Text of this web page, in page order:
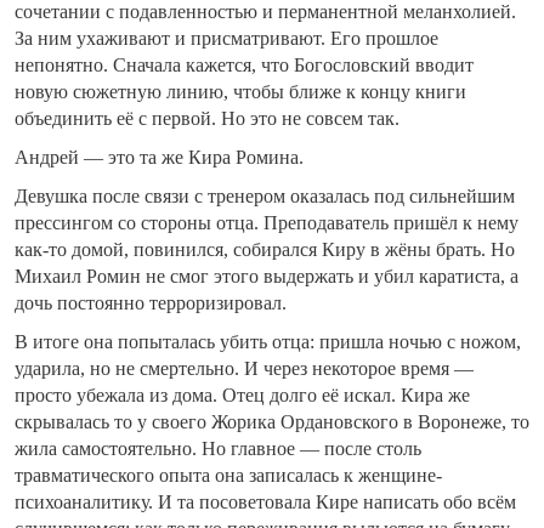
сочетании с подавленностью и перманентной меланхолией.
За ним ухаживают и присматривают. Его прошлое
непонятно. Сначала кажется, что Богословский вводит
новую сюжетную линию, чтобы ближе к концу книги
объединить её с первой. Но это не совсем так.
Андрей — это та же Кира Ромина.
Девушка после связи с тренером оказалась под сильнейшим
прессингом со стороны отца. Преподаватель пришёл к нему
как-то домой, повинился, собирался Киру в жёны брать. Но
Михаил Ромин не смог этого выдержать и убил каратиста, а
дочь постоянно терроризировал.
В итоге она попыталась убить отца: пришла ночью с ножом,
ударила, но не смертельно. И через некоторое время —
просто убежала из дома. Отец долго её искал. Кира же
скрывалась то у своего Жорика Ордановского в Воронеже, то
жила самостоятельно. Но главное — после столь
травматического опыта она записалась к женщине-
психоаналитику. И та посоветовала Кире написать обо всём